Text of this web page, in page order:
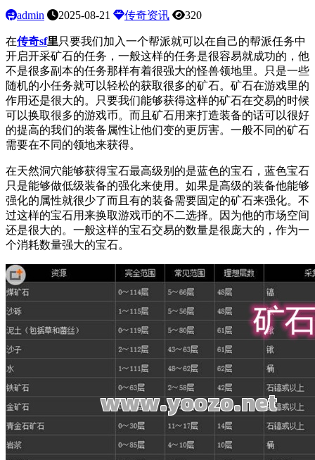
admin 2025-08-21 传奇资讯 320
在传奇sf里只要我们加入一个帮派就可以在自己的帮派任务中
开启开采矿石的任务，一般这样的任务是很容易就成功的，他
不是很多副本的任务那样有着很强大的怪兽领地里。只是一些
随机的小任务就可以轻松的获取很多的矿石。矿石在游戏里的
作用还是很大的。只要我们能够获得这样的矿石在交易的时候
可以换取很多的游戏币。而且矿石用来打造装备的话可以很好
的提高的我们的装备属性让他们变的更厉害。一般不同的矿石
需要在不同的领地来获得。
在天然洞穴能够获得宝石最高级别的是蓝色的宝石，蓝色宝石
只是能够做低级装备的强化来使用。如果是高级的装备他能够
强化的属性就很少了而且有的装备需要固定的矿石来强化。不
过这样的宝石用来换取游戏币的不二选择。因为他的市场空间
还是很大的。一般这样的宝石交易的数量是很庞大的，作为一
个消耗数量强大的宝石。